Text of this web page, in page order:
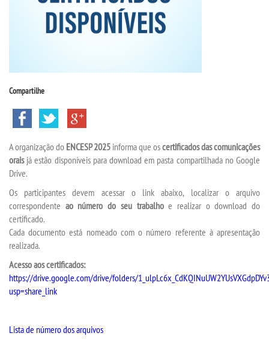
BACHARELADOS
TECNOLÓGICOS
VESTIBULAR
INSCREVA-SE
TRANSFERÊNCIA
SEGUNDA GRADUAÇÃO
EDITAL
PUBLICAÇÕES
Compartilhe
A organização do ENCESP 2025 informa que oscertificados das comunicações
oraisjá estão disponíveis para download em pasta compartilhada no Google
Drive.
Os participantes devem acessar o link abaixo, localizar o arquivo
correspondente ao número do seu trabalhoe realizar o download do
certificado.
Cada documento está nomeado com o número referente à apresentação
realizada.
Acesso aos certificados:
https://drive.google.com/drive/folders/
usp=share_link
Lista de número dos arquivos